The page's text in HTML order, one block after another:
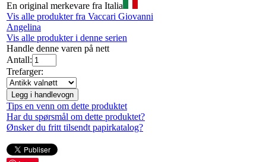
En original merkevare fra Italia
Vis alle produkter fra Vaccari Giovanni
Angelina
Vis alle produkter i denne serien
Handle denne varen på nett
Antall:
Trefarger:
Legg i handlevogn
Tips en venn om dette produktet
Har du spørsmål om dette produktet?
Ønsker du fritt tilsendt papirkatalog?